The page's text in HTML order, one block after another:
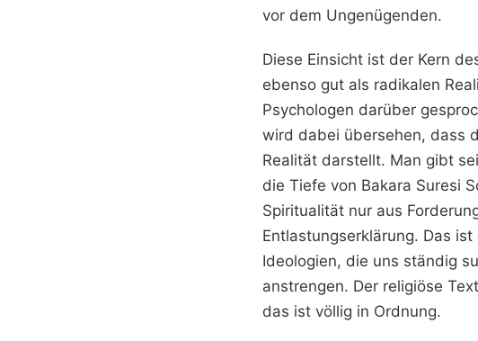
vor dem Ungenügenden.
Diese Einsicht ist der Kern
ebenso gut als radikalen
Psychologen darüber
wird dabei übersehen, dass
Realität darstellt. Man gibt
die Tiefe von Bakara Suresi
Spiritualität nur aus
Entlastungserklärung. Das
Ideologien, die uns ständig
anstrengen. Der religiöse
das ist völlig in Ordnung.